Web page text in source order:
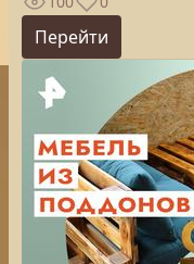
Перейти